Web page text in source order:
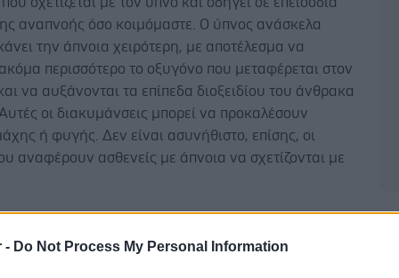
- Do Not Process My Personal Information
αναπνοής όσο κοιμόμαστε. Ο ύπνος ανάσκελα
την άπνοια χειρότερη, με αποτέλεσμα να
περισσότερο το οξυγόνο που μεταφέρεται στον
να αυξάνονται τα επίπεδα διοξειδίου του άνθρακα
οι διακυμάνσεις μπορεί να προκαλέσουν
ή φυγής. Δεν είναι ασυνήθιστο, επίσης, οι
αναφέρουν ασθενείς με άπνοια να σχετίζονται με
ανάσκελα δυσκολεύονται να
τα όνειρά τους